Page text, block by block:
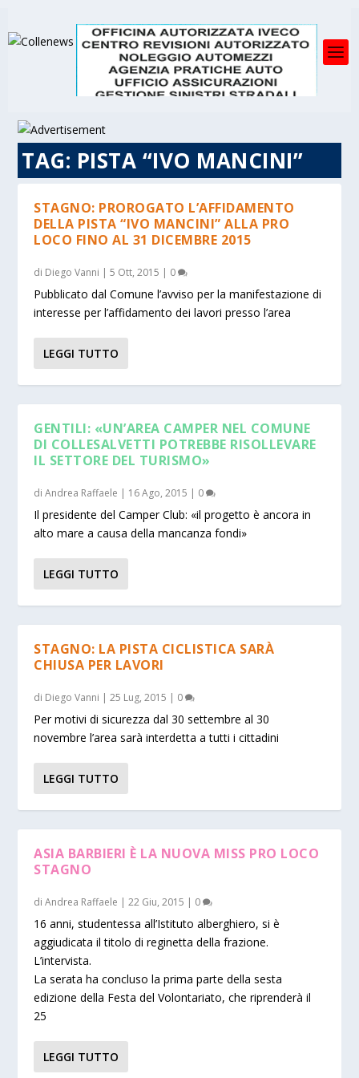
TAG: PISTA “IVO MANCINI”
STAGNO: PROROGATO L’AFFIDAMENTO
DELLA PISTA “IVO MANCINI” ALLA PRO
LOCO FINO AL 31 DICEMBRE 2015
di Diego Vanni |5 Ott, 2015 | 0
Pubblicato dal Comune l’avviso per la manifestazione di
interesse per l’affidamento dei lavori presso l’area
LEGGI TUTTO
GENTILI: «UN’AREA CAMPER NEL COMUNE
DI COLLESALVETTI POTREBBE RISOLLEVARE
IL SETTORE DEL TURISMO»
diAndrea Raffaele | 16 Ago, 2015 | 0
Il presidente del Camper Club: «il progetto è ancora in
alto mare a causa della mancanza fondi»
LEGGI TUTTO
STAGNO: LA PISTA CICLISTICA SARÀ
CHIUSA PER LAVORI
di Diego Vanni |25 Lug, 2015 | 0
Per motivi di sicurezza dal 30 settembre al 30
novembre l’area sarà interdetta a tutti i cittadini
LEGGI TUTTO
ASIA BARBIERI È LA NUOVA MISS PRO LOCO
STAGNO
diAndrea Raffaele |22 Giu, 2015 | 0
16 anni, studentessa all’Istituto alberghiero, si è
aggiudicata il titolo di reginetta della frazione.
L’intervista.
La serata ha concluso la prima parte della sesta
edizione della Festa del Volontariato, che riprenderà il
25
LEGGI TUTTO